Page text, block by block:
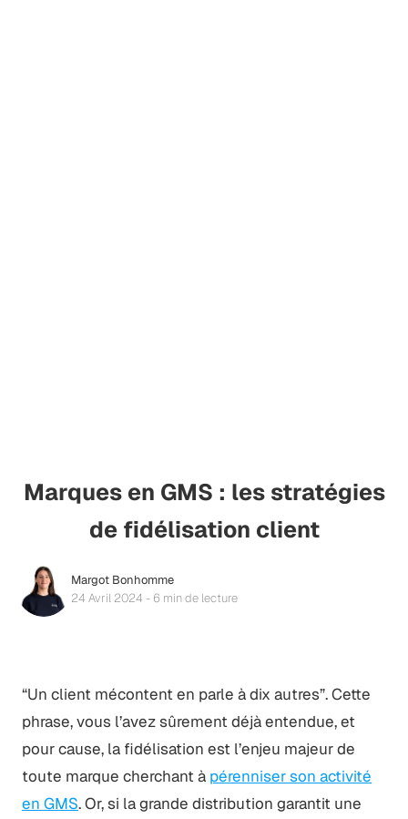
Marques en GMS : les stratégies
de fidélisation client
Margot Bonhomme
24 Avril 2024 - 6 min de lecture
“Un client mécontent en parle à dix autres”. Cette
phrase, vous l’avez sûrement déjà entendue, et
pour cause, la fidélisation est l’enjeu majeur de
toute marque cherchant à pérenniser son activité
en GMS. Or, si la grande distribution garantit une